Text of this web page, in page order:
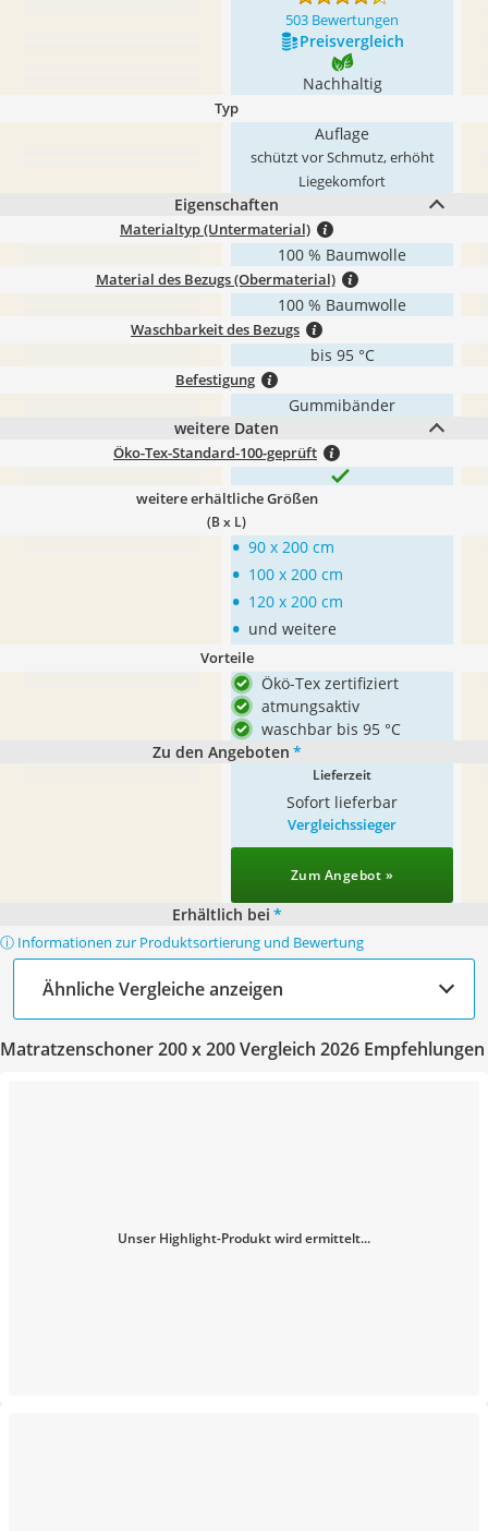
503 Bewertungen
Preis­vergleich
Nachhaltig
Typ
Auflage
schützt vor Schmutz, erhöht
Liegekomfort
Eigenschaften
Materialtyp (Untermaterial)
100 % Baumwolle
Material des Bezugs (Obermaterial)
100 % Baumwolle
Waschbarkeit des Bezugs
bis 95 °C
Befestigung
Gummibänder
weitere Daten
Öko-Tex-Standard-100-geprüft
weitere erhältliche Größen
(B x L)
• 90 x 200 cm
• 100 x 200 cm
• 120 x 200 cm
• und weitere
Vorteile
Ökö-Tex zertifiziert
atmungsaktiv
waschbar bis 95 °C
Zu den Angeboten *
Lieferzeit
Sofort lieferbar
Vergleichssieger
Zum Angebot »
Erhältlich bei *
ⓘ Informationen zur Produktsortierung und Bewertung
Ähnliche Vergleiche anzeigen
Matratzenschoner 200 x 200 Vergleich 2026 Empfehlungen
Unser Highlight-Produkt wird ermittelt...